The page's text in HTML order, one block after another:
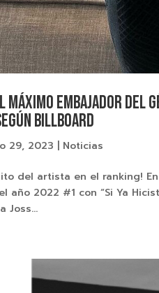
máximo embajador
Billboard
29, 2023 | Noticias
del artista en el ranking!
año 2022 #1 con “Si Ya
Joss...